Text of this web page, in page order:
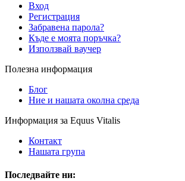
Вход
Регистрация
Забравена парола?
Къде е моята поръчка?
Използвай ваучер
Полезна информация
Блог
Ние и нашата околна среда
Информация за Equus Vitalis
Контакт
Нашата група
Последвайте ни: